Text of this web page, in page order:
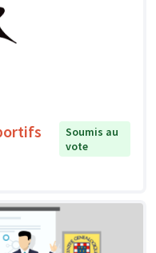
Soumis au
vote